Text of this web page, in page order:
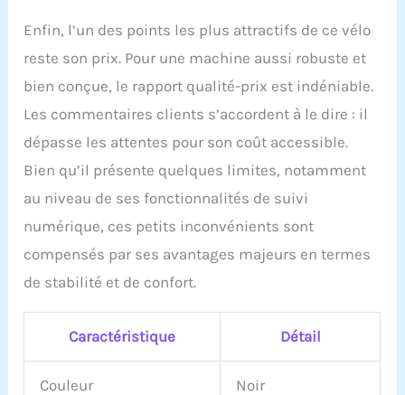
mousse haute densité
d'exercice couché est
parfait pour la
physiothérapie et
l'entraînement de
rééducation pour les
personnes âgées.
Assistance produit :
nous privilégions
l'expérience utilisateur et
produit pour vélo
d'appartement. Notre
pour répondre à toutes
vos questions ou
Enfin, l’un des points les plus attractifs de ce vélo
reste son prix. Pour une machine aussi robuste et
bien conçue, le rapport qualité-prix est indéniable.
Les commentaires clients s’accordent à le dire : il
dépasse les attentes pour son coût accessible.
Bien qu’il présente quelques limites, notamment
au niveau de ses fonctionnalités de suivi
numérique, ces petits inconvénients sont
compensés par ses avantages majeurs en termes
de stabilité et de confort.
Caractéristique Détail
Couleur Noir